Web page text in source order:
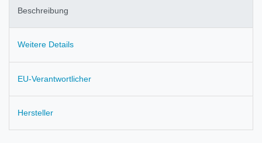
Beschreibung
Weitere Details
EU-Verantwortlicher
Hersteller